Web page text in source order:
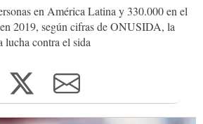
en América Latina y 330.000 en el
2019, según cifras de ONUSIDA, la
lucha contra el sida